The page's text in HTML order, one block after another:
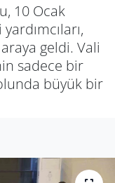
10 Ocak
geldi. Vali
sadece bir
büyük bir